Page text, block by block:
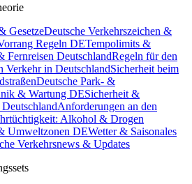
GesetzeDeutsche Verkehrszeichen &
Regeln DETempolimits &
Fernreisen DeutschlandRegeln für den
Verkehr in DeutschlandSicherheit beim
Deutsche Park- &
& Wartung DESicherheit &
DeutschlandAnforderungen an den
Alkohol & Drogen
Umweltzonen DEWetter & Saisonales
Verkehrsnews & Updates